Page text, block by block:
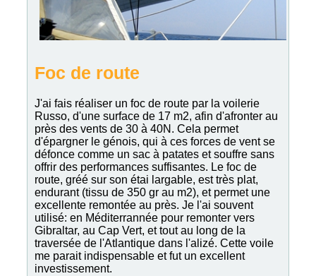
Foc de route
J'ai fais réaliser un foc de route par la voilerie
Russo, d'une surface de 17 m2, afin d'afronter au
près des vents de 30 à 40N. Cela permet
d'épargner le génois, qui à ces forces de vent se
défonce comme un sac à patates et souffre sans
offrir des performances suffisantes. Le foc de
route, gréé sur son étai largable, est très plat,
endurant (tissu de 350 gr au m2), et permet une
excellente remontée au près. Je l'ai souvent
utilisé: en Méditerrannée pour remonter vers
Gibraltar, au Cap Vert, et tout au long de la
traversée de l'Atlantique dans l'alizé. Cette voile
me parait indispensable et fut un excellent
investissement.